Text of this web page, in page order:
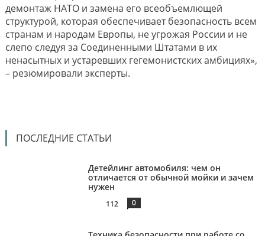
демонтаж НАТО и замена его всеобъемлющей
структурой, которая обеспечивает безопасность всем
странам и народам Европы, не угрожая России и не
слепо следуя за Соединенными Штатами в их
ненасытных и устаревших гегемонистских амбициях»,
– резюмировали эксперты.
ПОСЛЕДНИЕ СТАТЬИ
Детейлинг автомобиля: чем он
отличается от обычной мойки и зачем
нужен
112 0